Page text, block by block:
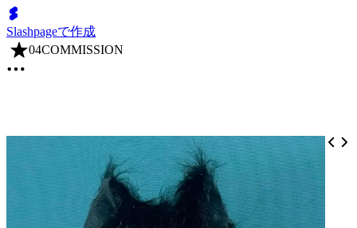
Slashpageで作成
04COMMISSION